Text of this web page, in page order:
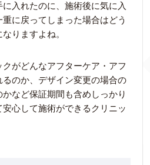
入れたのに、施術後に気に入
に戻ってしまった場合はどう
りますよね。
がどんなアフターケア・アフ
のか、デザイン変更の場合の
など保証期間も含めしっかり
心して施術ができるクリニッ